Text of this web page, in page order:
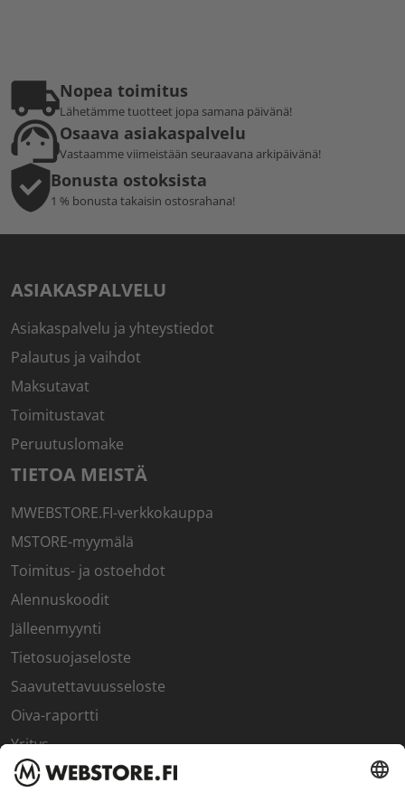
Nopea toimitus
Lähetämme tuotteet jopa samana päivänä!
Osaava asiakaspalvelu
Vastaamme viimeistään seuraavana arkipäivänä!
Bonusta ostoksista
1 % bonusta takaisin ostosrahana!
ASIAKASPALVELU
Asiakaspalvelu ja yhteystiedot
Palautus ja vaihdot
Maksutavat
Toimitustavat
Peruutuslomake
TIETOA MEISTÄ
MWEBSTORE.FI-verkkokauppa
MSTORE-myymälä
Toimitus- ja ostoehdot
Alennuskoodit
Jälleenmyynti
Tietosuojaseloste
Saavutettavuusseloste
Oiva-raportti
Yritys
SISÄPIIRI